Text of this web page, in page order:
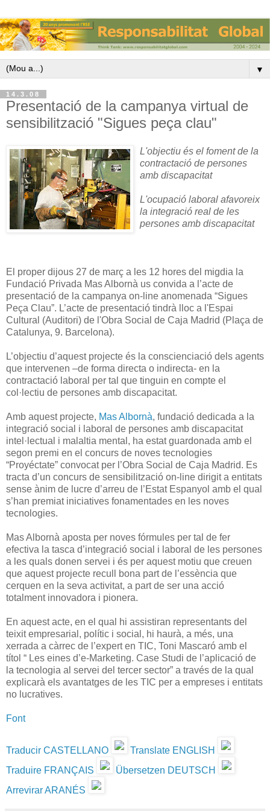
▼
14.3.08
Presentació de la campanya virtual de
sensibilització "Sigues peça clau"
L'objectiu és el foment de la
contractació de persones
amb discapacitat
L'ocupació laboral afavoreix
la integració real de les
persones amb discapacitat
El proper dijous 27 de març a les 12 hores del migdia la
Fundació Privada Mas Albornà us convida a l’acte de
presentació de la campanya on-line anomenada “Sigues
Peça Clau”. L’acte de presentació tindrà lloc a l'Espai
Cultural (Auditori) de l'Obra Social de Caja Madrid (Plaça de
Catalunya, 9. Barcelona).
L’objectiu d’aquest projecte és la conscienciació dels agents
que intervenen –de forma directa o indirecta- en la
contractació laboral per tal que tinguin en compte el
col·lectiu de persones amb discapacitat.
Amb aquest projecte, Mas Albornà, fundació dedicada a la
integració social i laboral de persones amb discapacitat
intel·lectual i malaltia mental, ha estat guardonada amb el
segon premi en el concurs de noves tecnologies
“Proyéctate” convocat per l’Obra Social de Caja Madrid. Es
tracta d’un concurs de sensibilització on-line dirigit a entitats
sense ànim de lucre d’arreu de l’Estat Espanyol amb el qual
s’han premiat iniciatives fonamentades en les noves
tecnologies.
Mas Albornà aposta per noves fórmules per tal de fer
efectiva la tasca d’integració social i laboral de les persones
a les quals donen servei i és per aquest motiu que creuen
que aquest projecte recull bona part de l’essència que
cerquen en la seva activitat, a part de ser una acció
totalment innovadora i pionera.
En aquest acte, en el qual hi assistiran representants del
teixit empresarial, polític i social, hi haurà, a més, una
xerrada a càrrec de l’expert en TIC, Toni Mascaró amb el
títol “ Les eines d’e-Marketing. Case Studi de l’aplicació de
la tecnologia al servei del tercer sector” a través de la qual
explicarà els avantatges de les TIC per a empreses i entitats
no lucratives.
Font
Traducir CASTELLANO
Translate ENGLISH
Traduire FRANÇAIS
Übersetzen DEUTSCH
Arrevirar ARANÉS